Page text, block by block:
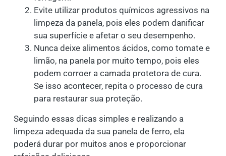
Evite utilizar produtos químicos agressivos na
limpeza da panela, pois eles podem danificar
sua superfície e afetar o seu desempenho.
Nunca deixe alimentos ácidos, como tomate e
limão, na panela por muito tempo, pois eles
podem corroer a camada protetora de cura.
Se isso acontecer, repita o processo de cura
para restaurar sua proteção.
Seguindo essas dicas simples e realizando a
limpeza adequada da sua panela de ferro, ela
poderá durar por muitos anos e proporcionar